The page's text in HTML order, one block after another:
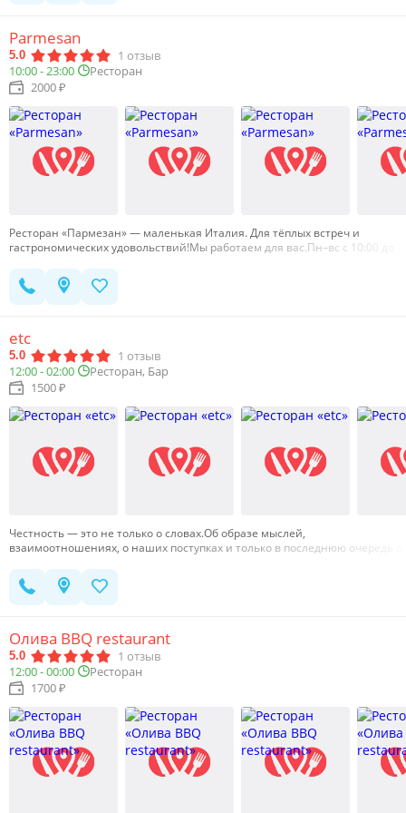
Parmesan
5.0 1 отзыв
10:00 - 23:00
Ресторан
2000 ₽
Ресторан «Пармезан» — маленькая Италия. Для тёплых встреч и
гастрономических удовольствий!Мы работаем для вас.Пн–вс с 10:00 до
etc
5.0 1 отзыв
12:00 - 02:00
Ресторан, Бар
1500 ₽
Честность — это не только о словах.Об образе мыслей,
взаимоотношениях, о наших поступках и только в последнюю очередь о
цене — на другой.…
Олива BBQ restaurant
5.0 1 отзыв
12:00 - 00:00
Ресторан
1700 ₽